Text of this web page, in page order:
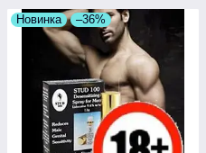
Новинка –36%